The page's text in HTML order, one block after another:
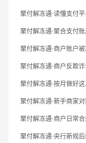
聚付解冻通·读懂支付
聚付解冻通·聚合支付
聚付解冻通·商户账户
聚付解冻通·商户反欺
聚付解冻通·按月做好
聚付解冻通·新手商家
聚付解冻通·商户日常
聚付解冻通·央行新规